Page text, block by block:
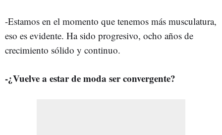
-Estamos en el momento que tenemos más musculatura,
eso es evidente. Ha sido progresivo, ocho años de
crecimiento sólido y continuo.
-¿Vuelve a estar de moda ser convergente?